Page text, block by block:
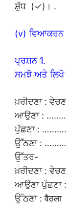
ਸ਼ੁੱਧ (✓)। .
(v) ਵਿਆਕਰਨ
ਪ੍ਰਸ਼ਨ 1.
ਸਮਝੋ ਅਤੇ ਲਿਖੋ
ਖ਼ਰੀਦਣਾ :
ਆਉਣਾ :
ਪੁੱਛਣਾ :
ਉੱਠਣਾ :
ਉੱਤਰ-
ਖ਼ਰੀਦਣਾ :
ਆਉਣਾ ਪੁੱਛਣਾ :
ਉੱਠਣਾ : वैठला